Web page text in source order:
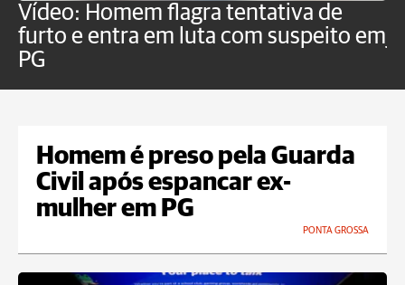
Vídeo: Homem flagra tentativa de
furto e entra em luta com suspeito em
PG
Homem é preso pela Guarda
Civil após espancar ex-
mulher em PG
PONTA GROSSA